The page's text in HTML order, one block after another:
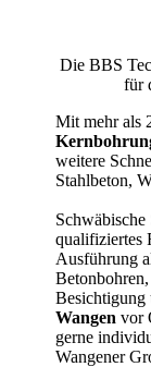
Die BBS
für
Mit mehr als
weitere
Stahlbeton,
qualifiziertes
Ausführung
Besichtigung
Wangen vor
gerne
Wangener